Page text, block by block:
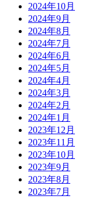
2024年10月
2024年9月
2024年8月
2024年7月
2024年6月
2024年5月
2024年4月
2024年3月
2024年2月
2024年1月
2023年12月
2023年11月
2023年10月
2023年9月
2023年8月
2023年7月